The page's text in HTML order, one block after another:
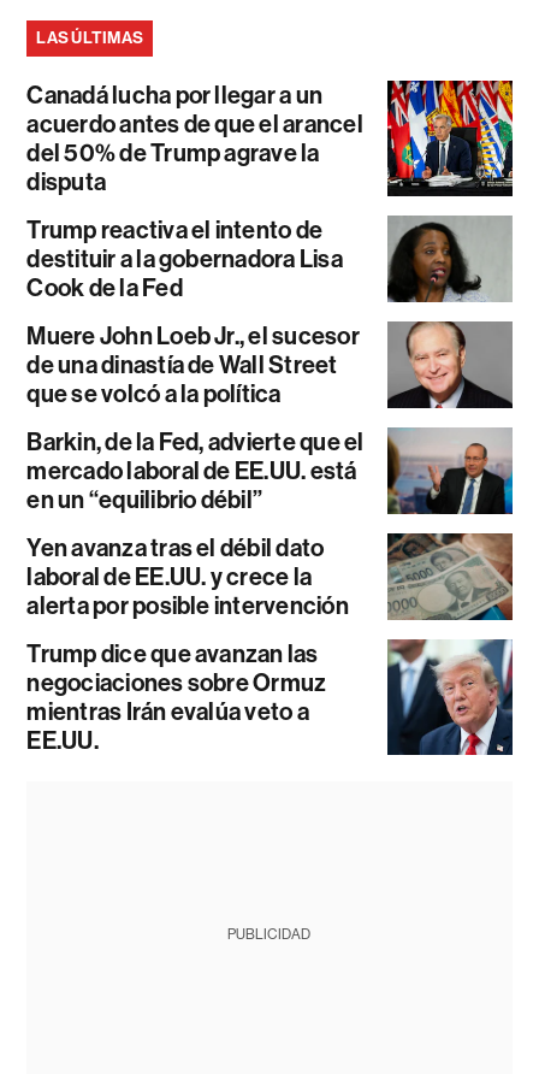
LAS ÚLTIMAS
Canadá lucha por llegar a un
acuerdo antes de que el arancel
del 50% de Trump agrave la
disputa
Trump reactiva el intento de
destituir a la gobernadora Lisa
Cook de la Fed
Muere John Loeb Jr., el sucesor
de una dinastía de Wall Street
que se volcó a la política
Barkin, de la Fed, advierte que el
mercado laboral de EE.UU. está
en un “equilibrio débil”
Yen avanza tras el débil dato
laboral de EE.UU. y crece la
alerta por posible intervención
Trump dice que avanzan las
negociaciones sobre Ormuz
mientras Irán evalúa veto a
EE.UU.
PUBLICIDAD